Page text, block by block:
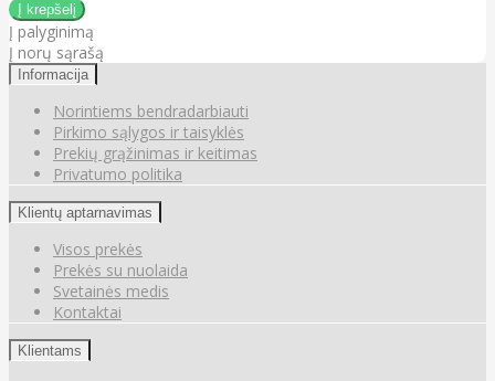
Į palyginimą
Į norų sąrašą
Informacija
Norintiems bendradarbiauti
Pirkimo sąlygos ir taisyklės
Prekių grąžinimas ir keitimas
Privatumo politika
Klientų aptarnavimas
Visos prekės
Prekės su nuolaida
Svetainės medis
Kontaktai
Klientams